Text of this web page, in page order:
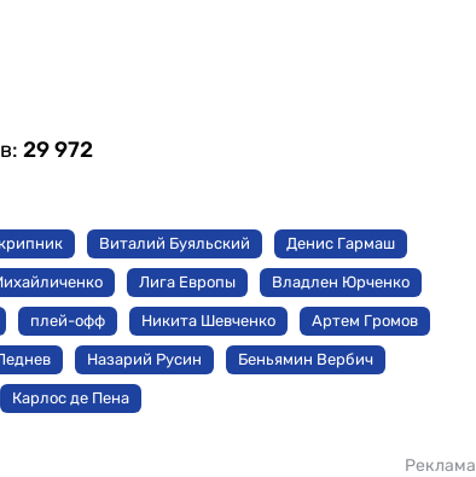
29 972
Виталий Буяльский Денис Гармаш
Лига Европы Владлен Юрченко
плей-офф Никита Шевченко Артем Громов
Назарий Русин Беньямин Вербич
Карлос де Пена
Реклама